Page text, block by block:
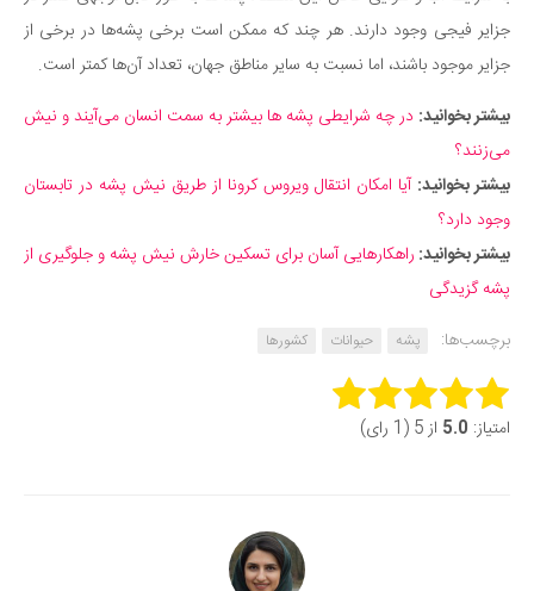
جزایر فیجی وجود دارند. هر چند که ممکن است برخی پشه‌ها در برخی از
جزایر موجود باشند، اما نسبت به سایر مناطق جهان، تعداد آن‌ها کمتر است.
بیشتر بخوانید: در چه شرایطی پشه ها بیشتر به سمت انسان می‌‌آیند و نیش
می‌زنند؟
بیشتر بخوانید: آیا امکان انتقال ویروس کرونا از طریق نیش پشه در تابستان
وجود دارد؟
بیشتر بخوانید: راهکارهایی آسان برای تسکین خارش نیش پشه و جلوگیری از
پشه گزیدگی
برچسب‌ها:
پشه حیوانات کشورها
Rate this item:
امتیاز: 5.0 از 5 (1 رای)